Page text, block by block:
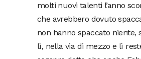
molti nuovi talenti l’anno
che avrebbero dovuto
non hanno spaccato niente,
lì, nella via di mezzo e lì